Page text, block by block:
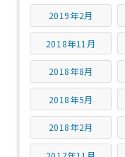
2019年2月
2018年11月
2018年8月
2018年5月
2018年2月